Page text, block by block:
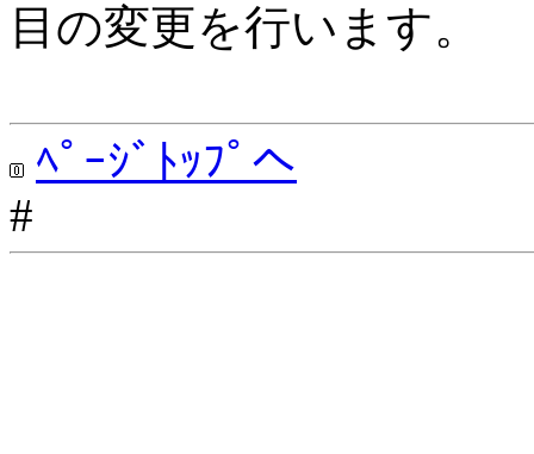
目の変更を行います。
ﾍﾟｰｼﾞﾄｯﾌﾟへ
#